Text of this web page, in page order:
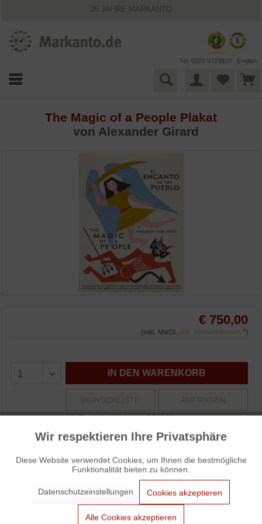
25 JAHRE MARKANTO
VIELFÄLTIGE ZAHLUNGSMÖGLICHKEITEN
Tel. 0221 9723920 English
The Magic of a People Plakat
von Alexander Girard
€ 750,00
(inkl. MwSt. inkl. Versandkosten *)
IN DEN WARENKORB
WUNSCHLISTE ANFRAGEN
3% Skonto bei Vorkasse: € 727,50
Auf Lager und sofort versandbereit.
The Magic of a People Ausstellungsplakat / The Magic of a
People Exhibition Poster von Alexander Girard
Funktionale Aktiv
Aktiv
Aktiv
Wir respektieren Ihre Privatsphäre
Diese Website verwendet Cookies, um Ihnen die bestmögliche
Funktionalität bieten zu können.
Datenschutzeinstellungen Cookies akzeptieren
Alle Cookies akzeptieren